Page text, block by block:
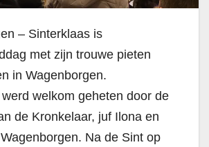
– Sinterklaas is
met zijn trouwe pieten
in Wagenborgen.
welkom geheten door de
de Kronkelaar, juf Ilona en
Na de Sint op